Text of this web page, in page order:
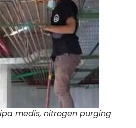
medis, nitrogen purging